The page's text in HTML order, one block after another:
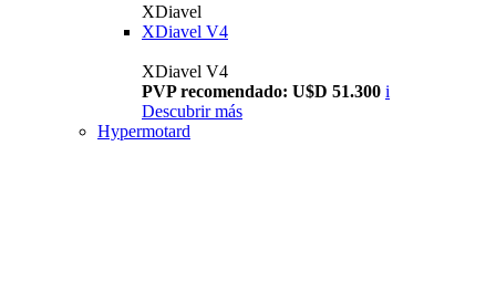
XDiavel
XDiavel V4
XDiavel V4
PVP recomendado: U$D 51.300 i
Descubrir más
Hypermotard